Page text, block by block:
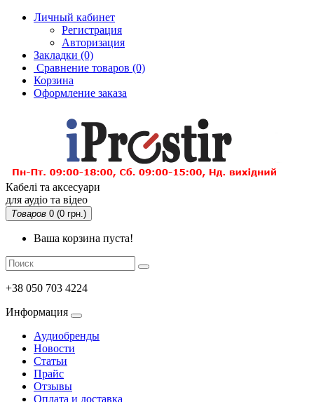
Личный кабинет
Регистрация
Авторизация
Закладки (0)
Сравнение товаров (0)
Корзина
Оформление заказа
Кабелі та аксесуари
для аудіо та відео
Товаров 0 (0 грн.)
Ваша корзина пуста!
+38 050 703 4224
Информация
Аудиобренды
Новости
Статьи
Прайс
Отзывы
Оплата и доставка